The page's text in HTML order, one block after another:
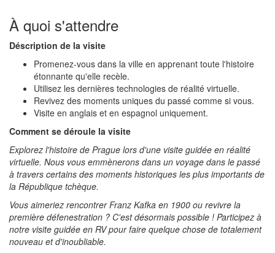
À quoi s'attendre
Déscription de la visite
Promenez-vous dans la ville en apprenant toute l'histoire
étonnante qu'elle recèle.
Utilisez les dernières technologies de réalité virtuelle.
Revivez des moments uniques du passé comme si vous.
Visite en anglais et en espagnol uniquement.
Comment se déroule la visite
Explorez l'histoire de Prague lors d'une visite guidée en réalité
virtuelle. Nous vous emmènerons dans un voyage dans le passé
à travers certains des moments historiques les plus importants de
la République tchèque.
Vous aimeriez rencontrer Franz Kafka en 1900 ou revivre la
première défenestration ? C'est désormais possible ! Participez à
notre visite guidée en RV pour faire quelque chose de totalement
nouveau et d'inoubliable.